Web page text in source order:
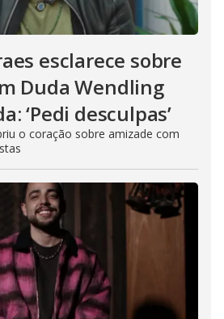
esclarece sobre
Duda Wendling
‘Pedi desculpas’
o coração sobre amizade com